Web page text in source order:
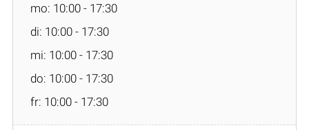
mo: 10:00 - 17:30
di: 10:00 - 17:30
mi: 10:00 - 17:30
do: 10:00 - 17:30
fr: 10:00 - 17:30